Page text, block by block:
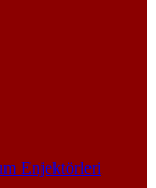
Enjektörleri